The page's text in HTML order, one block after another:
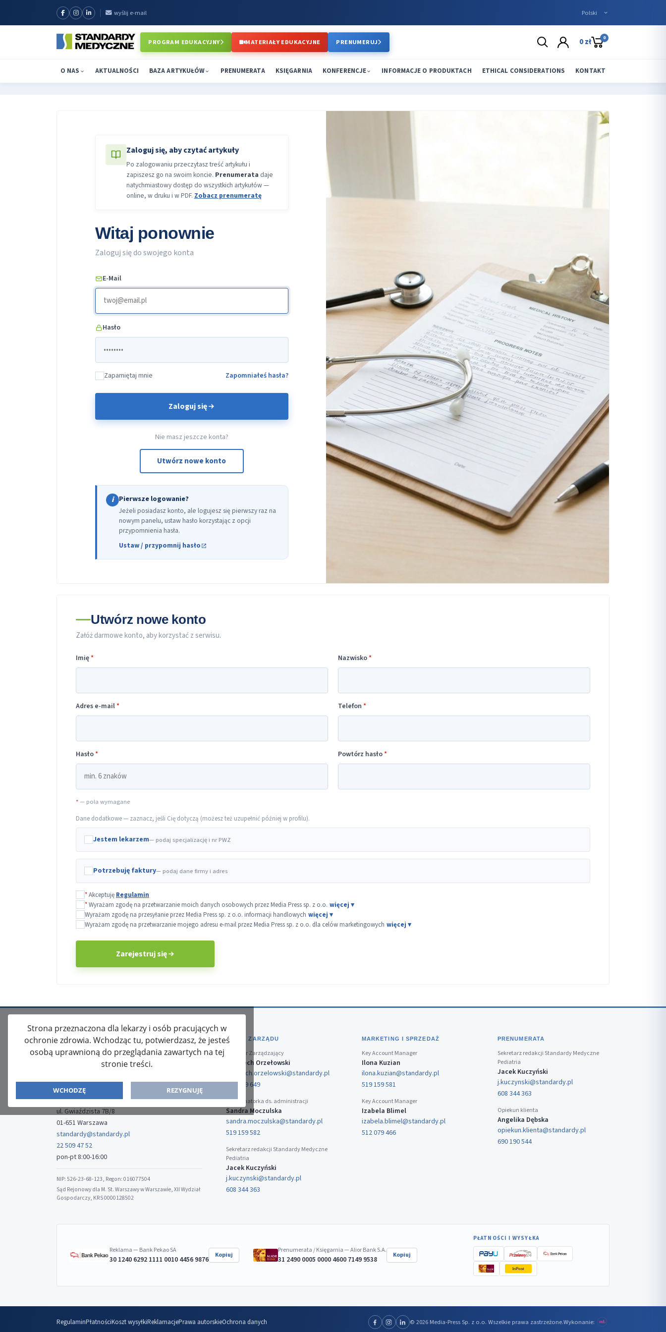
wyślij e-mail
PROGRAM EDUKACYJNY MATERIAŁY EDUKACYJNE PRENUMERUJ 0 zł 0
O NAS AKTUALNOŚCI BAZA ARTYKUŁÓW PRENUMERATA KSIĘGARNIA KONFERENCJE INFORMACJE O PRODUKTACH ETHICAL CONSIDERATIONS KONTAKT
Zaloguj się, aby czytać artykuły
Po zalogowaniu przeczytasz treść artykułu i
zapiszesz go na swoim koncie. Prenumerata daje
natychmiastowy dostęp do wszystkich artykułów —
online, w druku i w PDF. Zobacz prenumeratę
Witaj ponownie
Zaloguj się do swojego konta
E-Mail
Hasło
Zapamiętaj mnie Zapomniałeś hasła?
Zaloguj się
Nie masz jeszcze konta?
Utwórz nowe konto
i Pierwsze logowanie?
Jeżeli posiadasz konto, ale logujesz się pierwszy raz na
nowym panelu, ustaw hasło korzystając z opcji
przypomnienia hasła.
Ustaw / przypomnij hasło
Utwórz nowe konto
Załóż darmowe konto, aby korzystać z serwisu.
Imię* Nazwisko*
Adres e-mail* Telefon *
Hasło* Powtórz hasło*
*— pola wymagane
Dane dodatkowe — zaznacz, jeśli Cię dotyczą (możesz też uzupełnić później w profilu).
Jestem lekarzem— podaj specjalizację i nr PWZ
Potrzebuję faktury— podaj dane firmy i adres
*Akceptuję Regulamin
*Wyrażam zgodę na przetwarzanie moich danych osobowych przez Media Press sp. z o.o.
Wyrażam zgodę na przesyłanie przez Media Press sp. z o.o. informacji handlowych
Wyrażam zgodę na przetwarzanie mojego adresu e-mail przez Media Press sp. z o.o. dla celów marketingowych
Zarejestruj się
Strona przeznaczona dla lekarzy i osób pracujących w
ochronie zdrowia. Wchodząc tu, potwierdzasz, że jesteś
osobą uprawnioną do przeglądania zawartych na tej
stronie treści.
WCHODZĘ REZYGNUJĘ
ISSN: 2080-5438
Media-Press Sp. z o.o.
ul. Gwiaździsta 7B/8
01-651 Warszawa
standardy@standardy.pl
22 509 47 52
pon-pt 8:00-16:00
NIP: 526-23-68-123, Regon: 016077504
Sąd Rejonowy dla M. St. Warszawy w Warszawie, XII Wydział
Gospodarczy, KRS 0000128502
BIURO ZARZĄDU
Dyrektor Zarządzający
Wojciech Orzełowski
wojciech.orzelowski@standardy.pl
519 159 649
Koordynatorka ds. administracji
Sandra Moczulska
sandra.moczulska@standardy.pl
519 159 582
Sekretarz redakcji Standardy Medyczne
Pediatria
Jacek Kuczyński
j.kuczynski@standardy.pl
608 344 363
MARKETING I SPRZEDAŻ
Key Account Manager
Ilona Kuzian
ilona.kuzian@standardy.pl
519 159 581
Key Account Manager
Izabela Blimel
izabela.blimel@standardy.pl
512 079 466
PRENUMERATA
Sekretarz redakcji Standardy Medyczne
Pediatria
Jacek Kuczyński
j.kuczynski@standardy.pl
608 344 363
Opiekun klienta
Angelika Dębska
opiekun.klienta@standardy.pl
690 190 544
Reklama — Bank Pekao SA
30 1240 6292 1111 0010 4456 9876 Kopiuj
Prenumerata / Księgarnia — Alior Bank S.A.
31 2490 0005 0000 4600 7149 9538 Kopiuj
PŁATNOŚCI I WYSYŁKA
InPost
RegulaminPłatnościKoszt wysyłkiReklamacjePrawa autorskieOchrona danych © 2026 Media-Press Sp. z o.o. Wszelkie prawa zastrzeżone.Wykonanie: